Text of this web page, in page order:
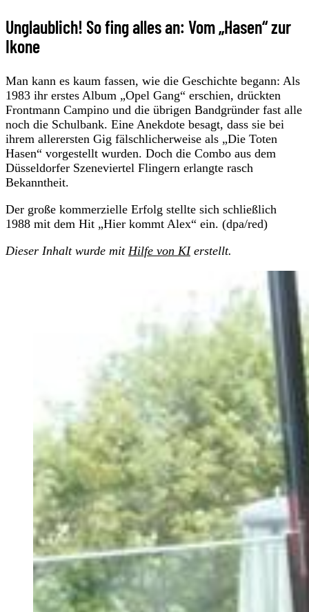
Unglaublich! So fing alles an: Vom „Hasen“ zur
Ikone
Man kann es kaum fassen, wie die Geschichte begann: Als
1983 ihr erstes Album „Opel Gang“ erschien, drückten
Frontmann Campino und die übrigen Bandgründer fast alle
noch die Schulbank. Eine Anekdote besagt, dass sie bei
ihrem allerersten Gig fälschlicherweise als „Die Toten
Hasen“ vorgestellt wurden. Doch die Combo aus dem
Düsseldorfer Szeneviertel Flingern erlangte rasch
Bekanntheit.
Der große kommerzielle Erfolg stellte sich schließlich
1988 mit dem Hit „Hier kommt Alex“ ein. (dpa/red)
Dieser Inhalt wurde mit Hilfe von KIerstellt.